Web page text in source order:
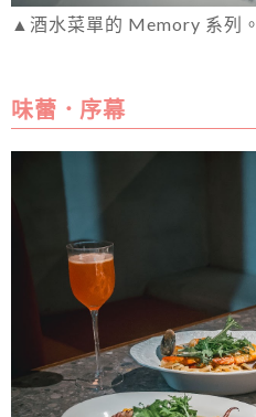
▲酒水菜單的 Memory 系列。
味蕾．序幕